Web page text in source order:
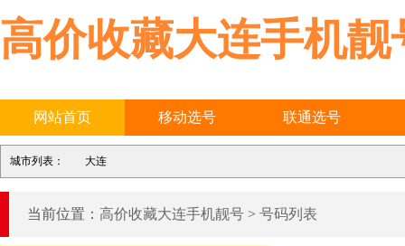
高价收藏大连手机靓
网站首页 移动选号 联通选号
城市列表： 大连
当前位置： 高价收藏大连手机靓号 > 号码列表